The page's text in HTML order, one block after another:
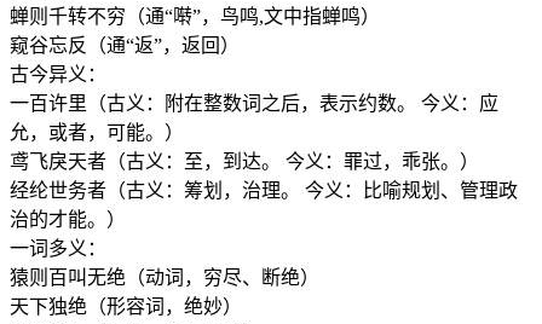
蝉则千转不穷（通“啭”，鸟鸣,文中指蝉鸣）
窥谷忘反（通“返”，返回）
古今异义：
一百许里（古义：附在整数词之后，表示约数。 今义：应
允，或者，可能。）
鸢飞戾天者（古义：至，到达。 今义：罪过，乖张。）
经纶世务者（古义：筹划，治理。 今义：比喻规划、管理政
治的才能。）
一词多义：
猿则百叫无绝（动词，穷尽、断绝）
天下独绝（形容词，绝妙）